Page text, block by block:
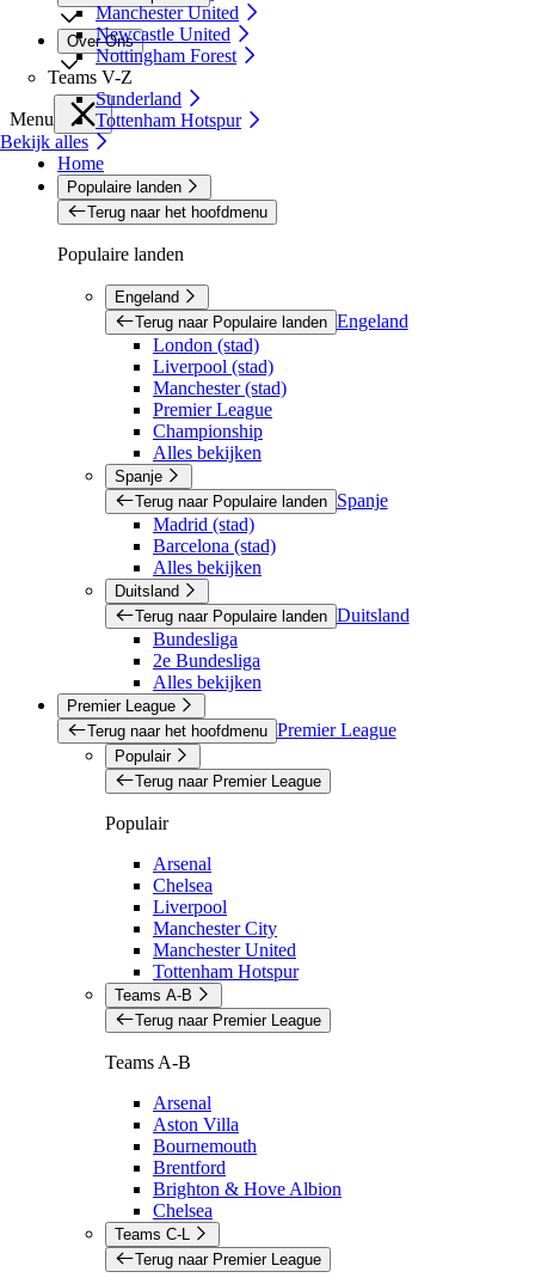
Manchester United
Newcastle United
Nottingham Forest
Teams V-Z
Sunderland
Tottenham Hotspur
Bekijk alles
Over Ons
Menu
Home
Populaire landen
Terug naar het hoofdmenu
Populaire landen
Engeland
Terug naar Populaire landen Engeland
London (stad)
Liverpool (stad)
Manchester (stad)
Premier League
Championship
Alles bekijken
Spanje
Terug naar Populaire landen
Spanje
Madrid (stad)
Barcelona (stad)
Alles bekijken
Duitsland
Terug naar Populaire landen Duitsland
Bundesliga
2e Bundesliga
Alles bekijken
Premier League
Terug naar het hoofdmenu Premier League
Populair
Terug naar Premier League
Populair
Arsenal
Chelsea
Liverpool
Manchester City
Manchester United
Tottenham Hotspur
Teams A-B
Terug naar Premier League
Teams A-B
Arsenal
Aston Villa
Bournemouth
Brentford
Brighton & Hove Albion
Chelsea
Teams C-L
Terug naar Premier League